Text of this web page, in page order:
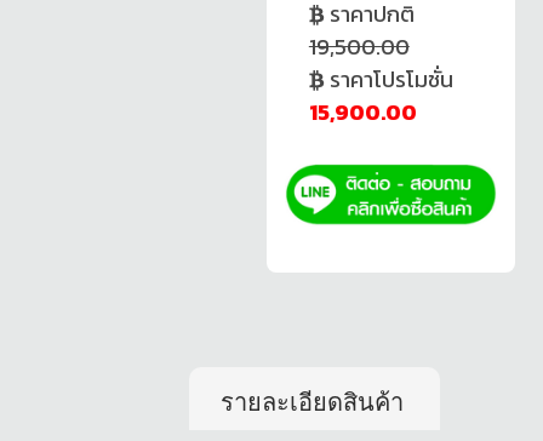
ราคาปกติ
19,500.00
ราคาโปรโมชั่น
15,900.00
รายละเอียดสินค้า